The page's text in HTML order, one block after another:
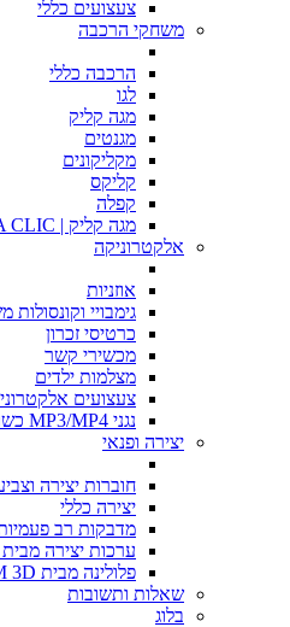
צעצועים כללי
משחקי הרכבה
הרכבה כללי
לגו
מגה קליק
מגנטים
מקליקונים
קליקס
קפלה
מגה קליק | MEGA CLIC
אלקטרוניקה
אוזניות
גימבויי וקונסולות
כרטיסי זכרון
מכשירי קשר
מצלמות ילדים
צעצועים
נגני MP3/MP4 כשרים
יצירה ופנאי
חוברות יצירה
יצירה כללי
מדבקות רב
ערכות יצירה מבית Play way - חושבים יצירה
פלולינה מבית SHEFIFOAM 3D
שאלות ותשובות
בלוג